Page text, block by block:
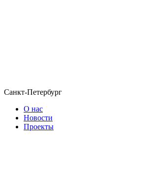
Санкт-Петербург
О нас
Новости
Проекты